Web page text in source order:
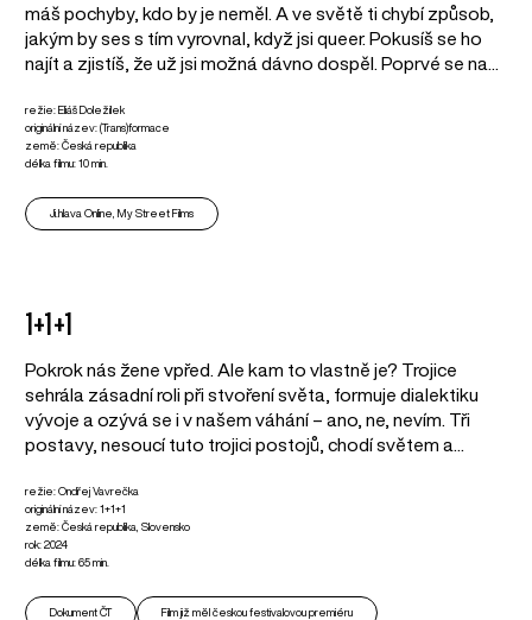
máš pochyby, kdo by je neměl. A ve světě ti chybí způsob,
jakým by ses s tím vyrovnal, když jsi queer. Pokusíš se ho
najít a zjistíš, že už jsi možná dávno dospěl. Poprvé se na...
režie: Eliáš Doležílek
originální název: (Trans)formace
země: Česká republika
délka filmu: 10 min.
Ji.hlava Online, My Street Films
1+1+1
Pokrok nás žene vpřed. Ale kam to vlastně je? Trojice
sehrála zásadní roli při stvoření světa, formuje dialektiku
vývoje a ozývá se i v našem váhání – ano, ne, nevím. Tři
postavy, nesoucí tuto trojici postojů, chodí světem a...
režie: Ondřej Vavrečka
originální název: 1+1+1
země: Česká republika, Slovensko
rok: 2024
délka filmu: 65 min.
Dokument ČT Film již měl českou festivalovou premiéru